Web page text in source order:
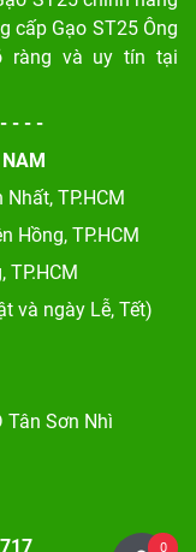
cấp Gạo ST25 Ông
ràng và uy tín tại
- - -
NAM
TP.HCM
Hồng, TP.HCM
và ngày Lễ, Tết)
Tân Sơn Nhì
0